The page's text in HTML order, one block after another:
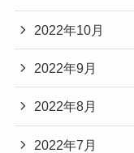
2022年10月
2022年9月
2022年8月
2022年7月